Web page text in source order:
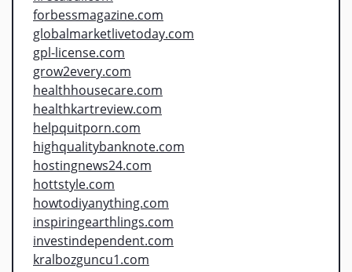
forbessmagazine.com
globalmarketlivetoday.com
gpl-license.com
grow2every.com
healthhousecare.com
healthkartreview.com
helpquitporn.com
highqualitybanknote.com
hostingnews24.com
hottstyle.com
howtodiyanything.com
inspiringearthlings.com
investindependent.com
kralbozguncu1.com